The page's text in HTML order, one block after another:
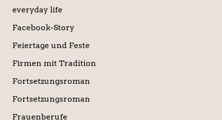
everyday life
Facebook-Story
Feiertage und Feste
Firmen mit Tradition
Fortsetzungsroman
Fortsetzungsroman
Frauenberufe